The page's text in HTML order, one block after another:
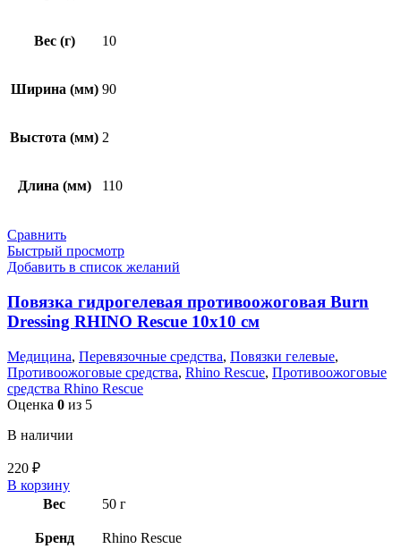
Вес (г) 10
Ширина (мм) 90
Выстота (мм) 2
Длина (мм) 110
Сравнить
Быстрый просмотр
Добавить в список желаний
Повязка гидрогелевая противоожоговая Burn
Dressing RHINO Rescue 10х10 см
Медицина, Перевязочные средства, Повязки гелевые,
Противоожоговые средства, Rhino Rescue, Противоожоговые
средства Rhino Rescue
Оценка 0 из 5
В наличии
220 ₽
В корзину
Вес
50 г
Бренд Rhino Rescue